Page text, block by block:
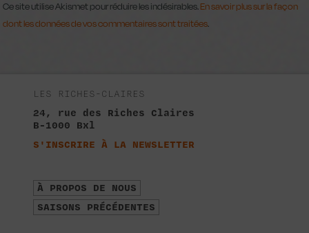
Ce site utilise Akismet pour réduire les indésirables.En savoir plus sur la façon
dont les données de vos commentaires sont traitées.
LES RICHES-CLAIRES
24, rue des Riches Claires
B-1000 Bxl
S'INSCRIRE À LA NEWSLETTER
À PROPOS DE NOUS
SAISONS PRÉCÉDENTES